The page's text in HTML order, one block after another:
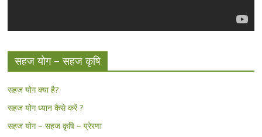
सहज योग – सहज कृषि
सहज योग क्या है?
सहज योग ध्यान कैसे करें ?
सहज योग – सहज कृषि – प्रेरणा